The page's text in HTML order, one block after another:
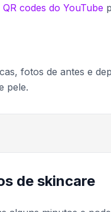
QR codes do YouTube
fotos de antes e
pele.
de skincare